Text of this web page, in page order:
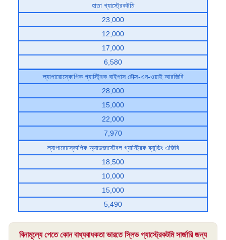
হাতা গ্যাস্ট্রেকটমি
23,000
12,000
17,000
6,580
ল্যাপারোস্কোপিক গ্যাস্ট্রিক বাইপাস রৌক্স-এন-ওয়াই আরজিবি
28,000
15,000
22,000
7,970
ল্যাপারোস্কোপিক অ্যাডজাস্টেবল গ্যাস্ট্রিক ব্যান্ডিং এজিবি
18,500
10,000
15,000
5,490
বিনামূল্যে পেতে কোন বাধ্যবাধকতা ভারতে স্লিভ গ্যাস্ট্রেকটমি সার্জারি জন্য